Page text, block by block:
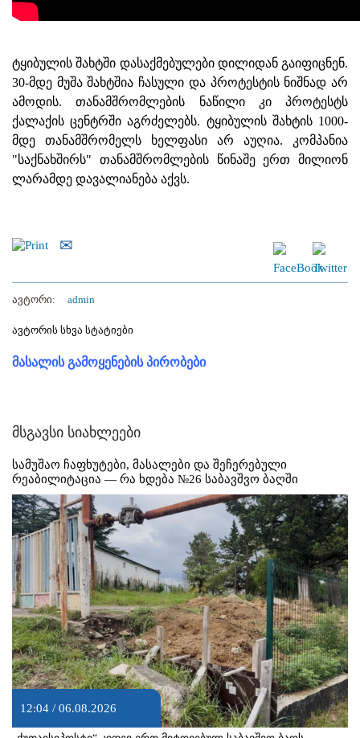
ტყიბულის შახტში დასაქმებულები დილიდან გაიფიცნენ.
30-მდე მუშა შახტშია ჩასული და პროტესტის ნიშნად არ
ამოდის. თანამშრომლების ნაწილი კი პროტესტს
ქალაქის ცენტრში აგრძელებს. ტყიბულის შახტის 1000-
მდე თანამშრომელს ხელფასი არ აუღია. კომპანია
"საქნახშირს" თანამშრომლების წინაშე ერთ მილიონ
ლარამდე დავალიანება აქვს.
ავტორი: admin
ავტორის სხვა სტატიები
მასალის გამოყენების პირობები
მსგავსი სიახლეები
სამუშაო ჩაფხუტები, მასალები და შეჩერებული
რეაბილიტაცია — რა ხდება №26 საბავშვო ბაღში
12:04 / 06.08.2026